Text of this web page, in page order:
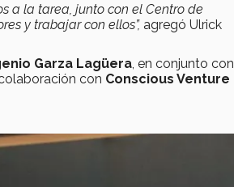
a la tarea, junto con el Centro de
y trabajar con ellos”, agregó Ulrick
Garza Lagüera , en conjunto con
con Conscious Venture